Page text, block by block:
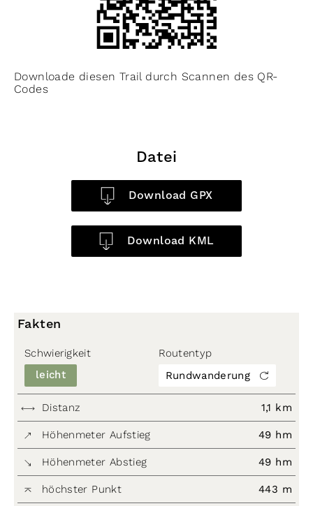
Downloade diesen Trail durch Scannen des QR-
Codes
Datei
Download GPX
Download KML
Fakten
Schwierigkeit
leicht
Routentyp
Rundwanderung
Distanz 1,1 km
Höhenmeter Aufstieg 49 hm
Höhenmeter Abstieg 49 hm
höchster Punkt 443 m